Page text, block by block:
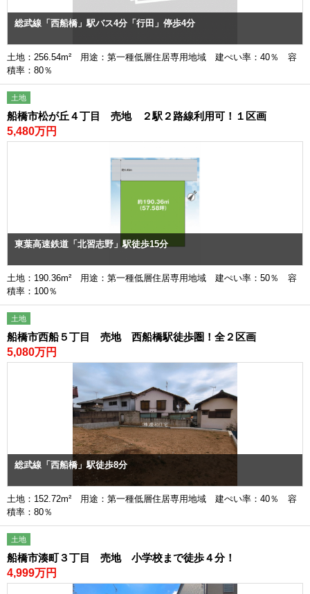
総武線「西船橋」駅バス4分「行田」停歩4分
土地：256.54m² 用途：第一種低層住居専用地域 建ぺい率：40％ 容
積率：80％
土地
船橋市松が丘４丁目 売地 ２駅２路線利用可！１区画
5,480万円
東葉高速鉄道「北習志野」駅徒歩15分
土地：190.36m² 用途：第一種低層住居専用地域 建ぺい率：50％ 容
積率：100％
土地
船橋市西船５丁目 売地 西船橋駅徒歩圏！全２区画
5,080万円
総武線「西船橋」駅徒歩8分
土地：152.72m² 用途：第一種低層住居専用地域 建ぺい率：40％ 容
積率：80％
土地
船橋市湊町３丁目 売地 小学校まで徒歩４分！
4,999万円